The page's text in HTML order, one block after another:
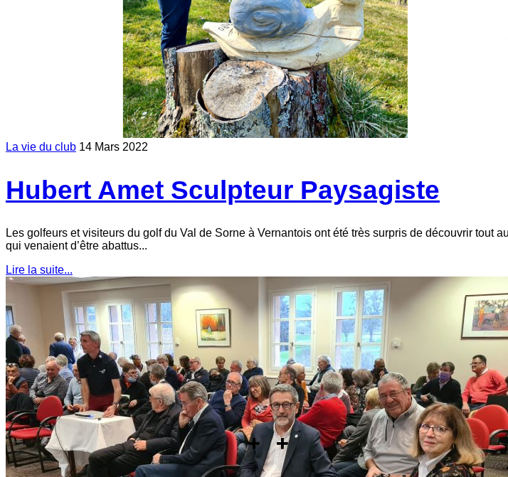
La vie du club 14 Mars 2022
Hubert Amet Sculpteur Paysagiste
Les golfeurs et visiteurs du golf du Val de Sorne à Vernantois ont été très surpris de découvrir tout
qui venaient d’être abattus...
Lire la suite...